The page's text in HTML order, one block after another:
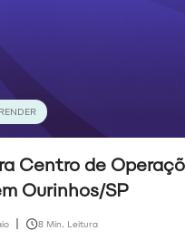
Centro de
Ourinhos/SP
8 Min. Leitura